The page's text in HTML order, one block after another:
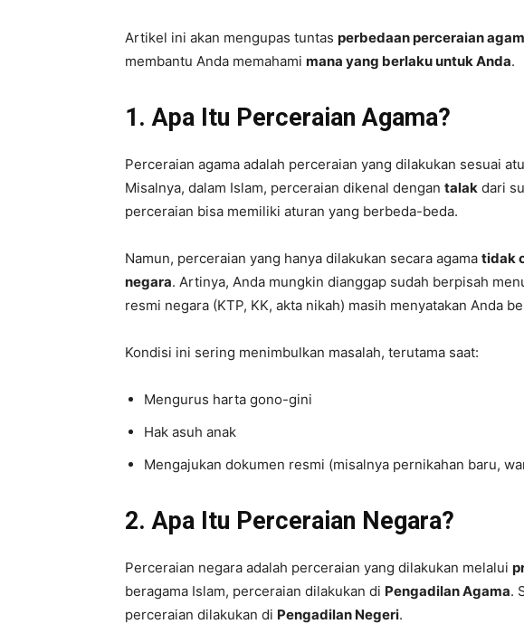
Artikel ini akan mengupas tuntas perbedaan perceraian
membantu Anda memahami mana yang berlaku untuk Anda.
1. Apa Itu Perceraian Agama?
Perceraian agama adalah perceraian yang dilakukan sesuai
Misalnya, dalam Islam, perceraian dikenal dengan talak dari
perceraian bisa memiliki aturan yang berbeda-beda.
Namun, perceraian yang hanya dilakukan secara agama tidak
negara. Artinya, Anda mungkin dianggap sudah berpisah
resmi negara (KTP, KK, akta nikah) masih menyatakan Anda
Kondisi ini sering menimbulkan masalah, terutama saat:
Mengurus harta gono-gini
Hak asuh anak
Mengajukan dokumen resmi (misalnya pernikahan baru,
2. Apa Itu Perceraian Negara?
Perceraian negara adalah perceraian yang dilakukan melalui
beragama Islam, perceraian dilakukan di Pengadilan Agama.
perceraian dilakukan di Pengadilan Negeri.